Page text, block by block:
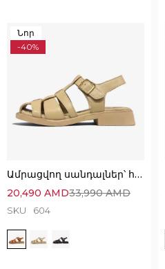
Նոր
-40%
Ամրացվող սանդալներ՝ հիանալի ընտրություն
33,990AMD
20,490 AMD
SKU 604